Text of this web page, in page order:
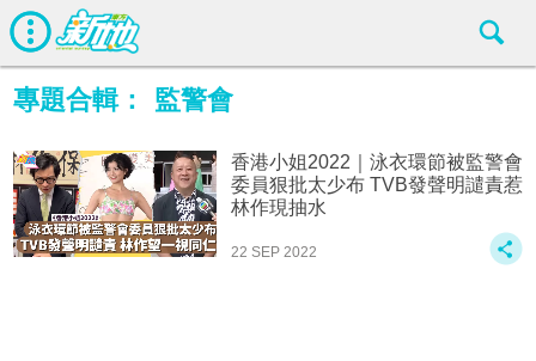
專題合輯： 監警會
香港小姐2022｜泳衣環節被監警會
委員狠批太少布 TVB發聲明譴責惹
林作現抽水
22 SEP 2022